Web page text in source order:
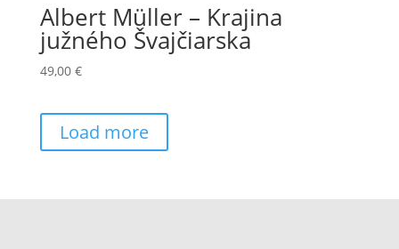
Albert Müller – Krajina
južného Švajčiarska
49,00 €
Load more